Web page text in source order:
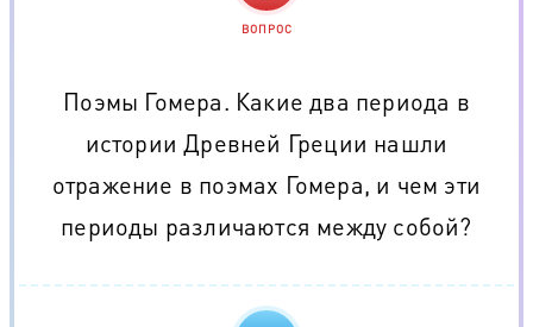
ВОПРОС
Поэмы Гомера. Какие два периода в
истории Древней Греции нашли
отражение в поэмах Гомера, и чем эти
периоды различаются между собой?